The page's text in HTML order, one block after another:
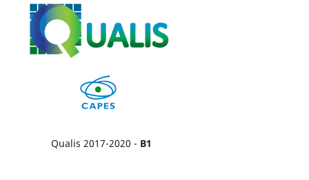
Qualis 2017-2020 - B1